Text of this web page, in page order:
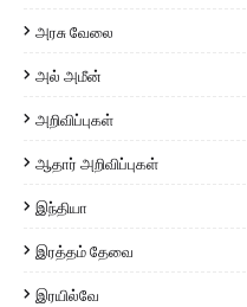
அரசு வேலை
அல் அமீன்
அறிவிப்புகள்
ஆதார் அறிவிப்புகள்
இந்தியா
இரத்தம் தேவை
இரயில்வே